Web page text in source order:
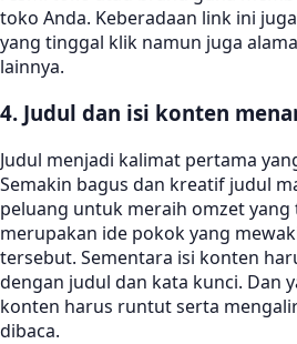
toko Anda. Keberadaan link ini
yang tinggal klik namun juga
lainnya.
4. Judul dan isi konten
Judul menjadi kalimat pertama
Semakin bagus dan kreatif judul
peluang untuk meraih omzet
merupakan ide pokok yang
tersebut. Sementara isi konten
dengan judul dan kata kunci. Dan
konten harus runtut serta
dibaca.